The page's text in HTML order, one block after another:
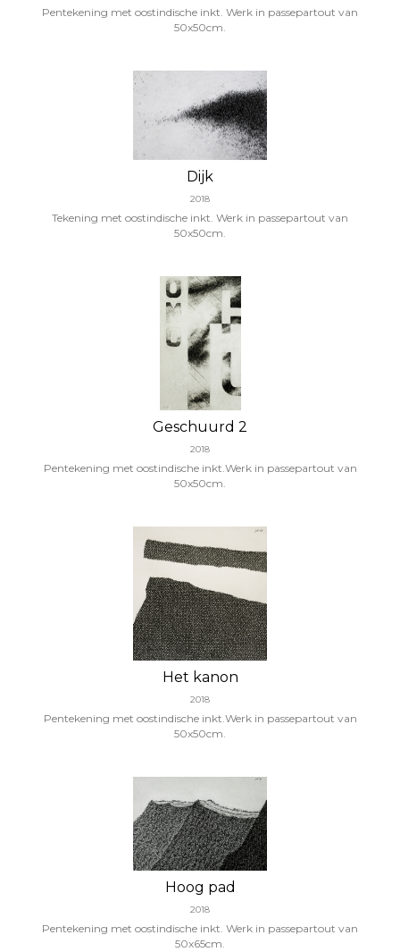
Pentekening met oostindische inkt. Werk in passepartout van
50x50cm.
Dijk
2018
Tekening met oostindische inkt. Werk in passepartout van
50x50cm.
Geschuurd 2
2018
Pentekening met oostindische inkt.Werk in passepartout van
50x50cm.
Het kanon
2018
Pentekening met oostindische inkt.Werk in passepartout van
50x50cm.
Hoog pad
2018
Pentekening met oostindische inkt. Werk in passepartout van
50x65cm.